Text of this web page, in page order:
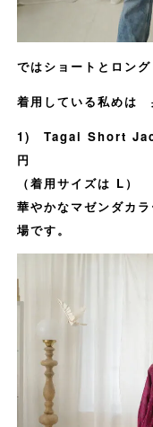
ではショートとロン
着用している私めは
1) Tagai Short
円
（着用サイズは L）
華やかなマゼンダカ
場です。